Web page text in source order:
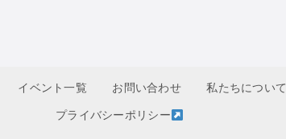
イベント一覧 お問い合わせ 私たちについて
プライバシーポリシー